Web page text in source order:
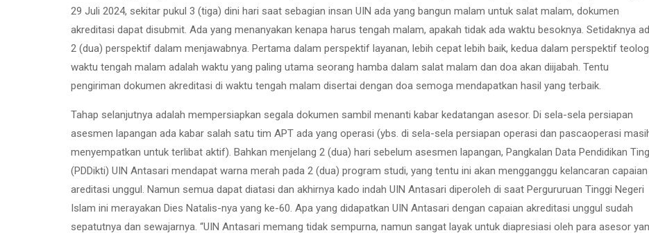
29 Juli 2024, sekitar pukul 3 (tiga) dini hari saat sebagian insan UIN ada yang bangun malam untuk salat malam, dokumen
akreditasi dapat disubmit. Ada yang menanyakan kenapa harus tengah malam, apakah tidak ada waktu besoknya. Setidaknya
2 (dua) perspektif dalam menjawabnya. Pertama dalam perspektif layanan, lebih cepat lebih baik, kedua dalam perspektif
waktu tengah malam adalah waktu yang paling utama seorang hamba dalam salat malam dan doa akan diijabah. Tentu
pengiriman dokumen akreditasi di waktu tengah malam disertai dengan doa semoga mendapatkan hasil yang terbaik.
Tahap selanjutnya adalah mempersiapkan segala dokumen sambil menanti kabar kedatangan asesor. Di sela-sela persiapan
asesmen lapangan ada kabar salah satu tim APT ada yang operasi (ybs. di sela-sela persiapan operasi dan pascaoperasi
menyempatkan untuk terlibat aktif). Bahkan menjelang 2 (dua) hari sebelum asesmen lapangan, Pangkalan Data Pendidikan
(PDDikti) UIN Antasari mendapat warna merah pada 2 (dua) program studi, yang tentu ini akan mengganggu kelancaran capaian
areditasi unggul. Namun semua dapat diatasi dan akhirnya kado indah UIN Antasari diperoleh di saat Pergururuan Tinggi Negeri
Islam ini merayakan Dies Natalis-nya yang ke-60. Apa yang didapatkan UIN Antasari dengan capaian akreditasi unggul sudah
sepatutnya dan sewajarnya. “UIN Antasari memang tidak sempurna, namun sangat layak untuk diapresiasi oleh para asesor